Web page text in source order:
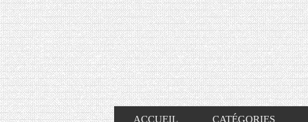
[VIDÉO] HELLOFRESH #34 : IDÉES
ACCUEIL CATÉGORIES